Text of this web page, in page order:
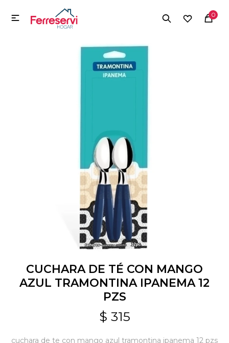
0

CUCHARA DE TÉ CON MANGO
AZUL TRAMONTINA IPANEMA 12
PZS
$ 315
cuchara de te con mango azul tramontina ipanema 12 pzs
MI CUENTA
Herramientas y Construcción
Jardín y Aire Libre